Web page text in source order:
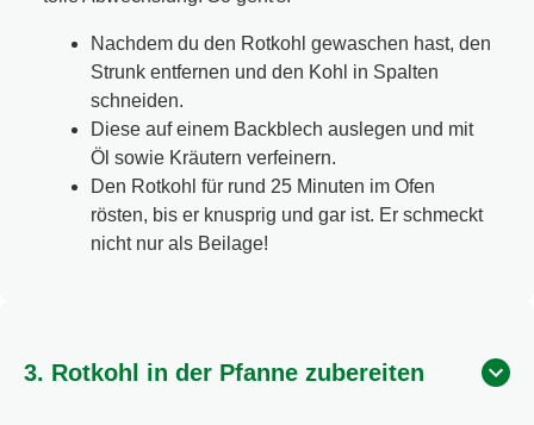
Nachdem du den Rotkohl gewaschen hast, den
Strunk entfernen und den Kohl in Spalten
schneiden.
Diese auf einem Backblech auslegen und mit
Öl sowie Kräutern verfeinern.
Den Rotkohl für rund 25 Minuten im Ofen
rösten, bis er knusprig und gar ist. Er schmeckt
nicht nur als Beilage!
3. Rotkohl in der Pfanne zubereiten